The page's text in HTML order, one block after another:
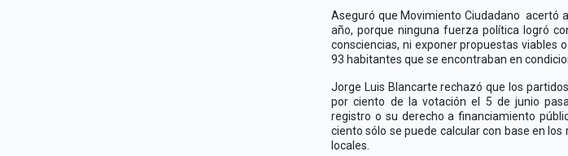
Aseguró que Movimiento Ciudadano acertó
año, porque ninguna fuerza política logró
consciencias, ni exponer propuestas viables
93 habitantes que se encontraban en
Jorge Luis Blancarte rechazó que los
por ciento de la votación el 5 de junio
registro o su derecho a financiamiento
ciento sólo se puede calcular con base en
locales.